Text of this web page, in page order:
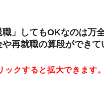
職」してもOKなのは万
再就職の算段ができて
クすると拡大できます。